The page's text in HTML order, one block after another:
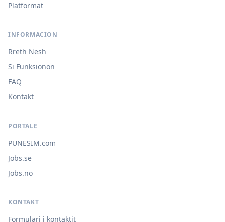
Platformat
INFORMACION
Rreth Nesh
Si Funksionon
FAQ
Kontakt
PORTALE
PUNESIM.com
Jobs.se
Jobs.no
KONTAKT
Formulari i kontaktit